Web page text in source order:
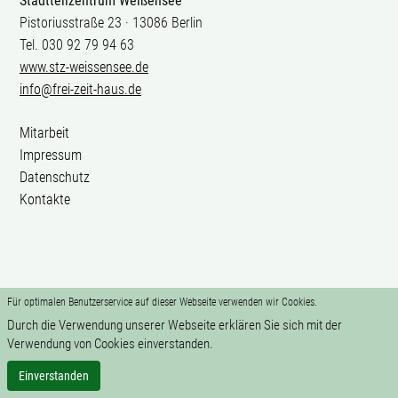
Für optimalen Benutzerservice auf dieser Webseite verwenden wir Cookies.
Durch die Verwendung unserer Webseite erklären Sie sich mit der
Verwendung von Cookies einverstanden.
Einverstanden
Pistoriusstraße 23 · 13086 Berlin
Tel. 030 92 79 94 63
www.stz-weissensee.de
info@frei-zeit-haus.de
Mitarbeit
Impressum
Datenschutz
Kontakte